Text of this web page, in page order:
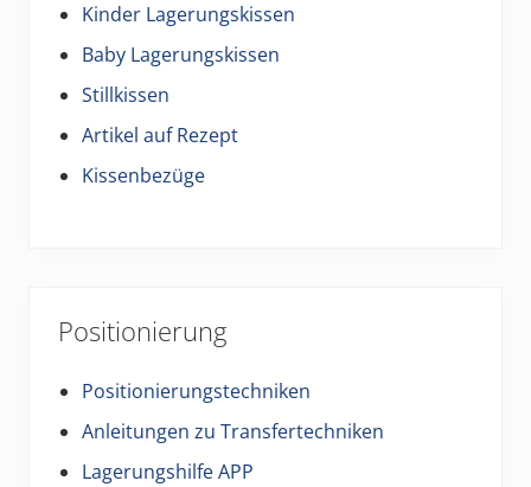
Kinder Lagerungskissen
Baby Lagerungskissen
Stillkissen
Artikel auf Rezept
Kissenbezüge
Positionierung
Positionierungstechniken
Anleitungen zu Transfertechniken
Lagerungshilfe APP